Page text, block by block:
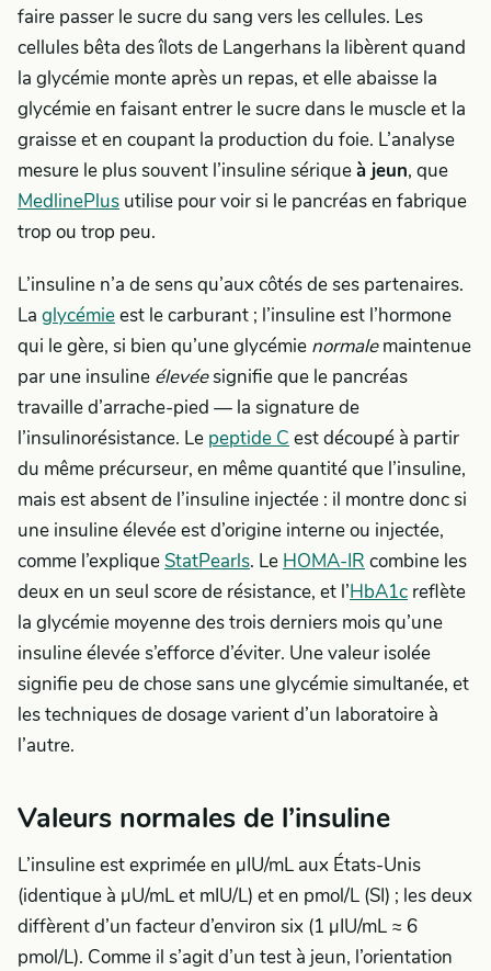
faire passer le sucre du sang vers les cellules. Les
cellules bêta des îlots de Langerhans la libèrent quand
la glycémie monte après un repas, et elle abaisse la
glycémie en faisant entrer le sucre dans le muscle et la
graisse et en coupant la production du foie. L’analyse
mesure le plus souvent l’insuline sériqueà jeun, que
MedlinePlus utilise pour voir si le pancréas en fabrique
trop ou trop peu.
L’insuline n’a de sens qu’aux côtés de ses partenaires.
La glycémieest le carburant ; l’insuline est l’hormone
qui le gère, si bien qu’une glycémie normalemaintenue
par une insuline élevéesignifie que le pancréas
travaille d’arrache-pied — la signature de
l’insulinorésistance. Le peptide C est découpé à partir
du même précurseur, en même quantité que l’insuline,
mais est absent de l’insuline injectée : il montre donc si
une insuline élevée est d’origine interne ou injectée,
comme l’expliqueStatPearls. Le HOMA-IR combine les
deux en un seul score de résistance, et l’HbA1c reflète
la glycémie moyenne des trois derniers mois qu’une
insuline élevée s’efforce d’éviter. Une valeur isolée
signifie peu de chose sans une glycémie simultanée, et
les techniques de dosage varient d’un laboratoire à
l’autre.
Valeurs normales de l’insuline
L’insuline est exprimée en µIU/mL aux États-Unis
(identique à µU/mL et mIU/L) et en pmol/L (SI) ; les deux
diffèrent d’un facteur d’environ six (1 µIU/mL ≈ 6
pmol/L). Comme il s’agit d’un test à jeun, l’orientation